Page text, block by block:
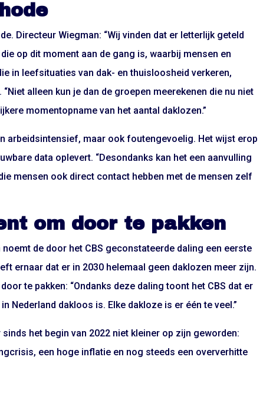
Directeur Wiegman: “Wij vinden dat er letterlijk geteld
op dit moment aan de gang is, waarbij mensen en
in leefsituaties van dak- en thuisloosheid verkeren,
alleen kun je dan de groepen meerekenen die nu niet
momentopname van het aantal daklozen.”
arbeidsintensief, maar ook foutengevoelig. Het wijst erop
data oplevert. “Desondanks kan het een aanvulling
mensen ook direct contact hebben met de mensen zelf
om door te pakken
de door het CBS geconstateerde daling een eerste
ernaar dat er in 2030 helemaal geen daklozen meer zijn.
te pakken: “Ondanks deze daling toont het CBS dat er
Nederland dakloos is. Elke dakloze is er één te veel.”
het begin van 2022 niet kleiner op zijn geworden:
een hoge inflatie en nog steeds een oververhitte